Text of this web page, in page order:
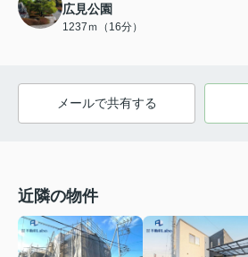
広見公園
1237ｍ（16分）
メールで共有する
近隣の物件